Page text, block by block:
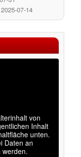
2025-07-14
von
Inhalt
unten.
Daten an
werden.